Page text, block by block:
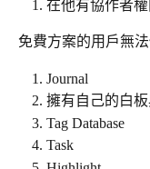
在他有協作者
免費方案的用戶無
Journal
擁有自己的白
Tag Database
Task